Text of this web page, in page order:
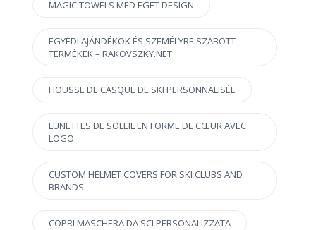
MAGIC TOWELS MED EGET DESIGN
EGYEDI AJÁNDÉKOK ÉS SZEMÉLYRE SZABOTT
TERMÉKEK – RAKOVSZKY.NET
HOUSSE DE CASQUE DE SKI PERSONNALISÉE
LUNETTES DE SOLEIL EN FORME DE CŒUR AVEC
LOGO
CUSTOM HELMET COVERS FOR SKI CLUBS AND
BRANDS
COPRI MASCHERA DA SCI PERSONALIZZATA